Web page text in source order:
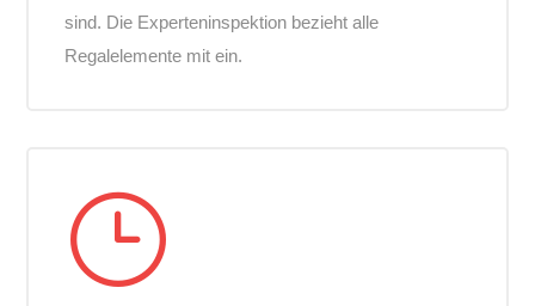
sind. Die Experteninspektion bezieht alle
Regalelemente mit ein.
}